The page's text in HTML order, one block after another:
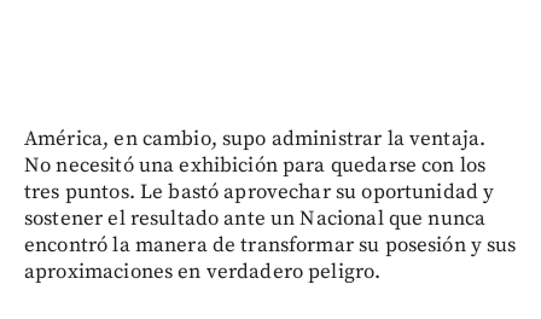
América, en cambio, supo administrar la ventaja.
No necesitó una exhibición para quedarse con los
tres puntos. Le bastó aprovechar su oportunidad y
sostener el resultado ante un Nacional que nunca
encontró la manera de transformar su posesión y sus
aproximaciones en verdadero peligro.